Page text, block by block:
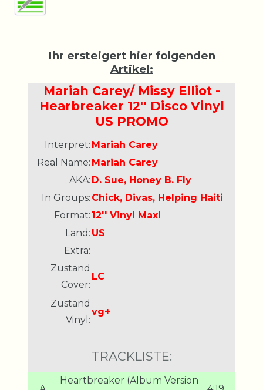
Ihr ersteigert hier folgenden
Artikel:
Mariah Carey/ Missy Elliot -
Hearbreaker 12'' Disco Vinyl
US PROMO
Interpret: Mariah Carey
Real Name: Mariah Carey
AKA: D. Sue, Honey B. Fly
In Groups: Chick, Divas, Helping Haiti
Format: 12'' Vinyl Maxi
Land: US
Extra:
Zustand
Cover:
LC
Zustand
Vinyl:
vg+
TRACKLISTE:
Heartbreaker (Album Version